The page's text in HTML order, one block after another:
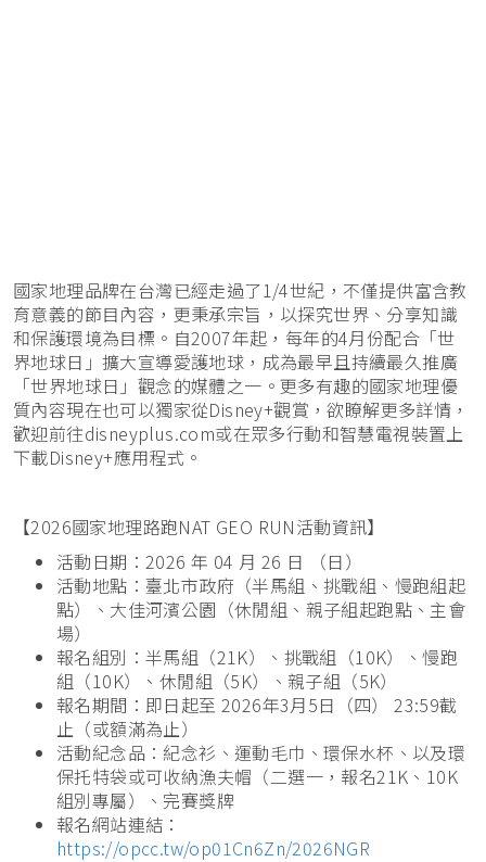
國家地理品牌在台灣已經走過了1/4世紀，不僅提供富含教
育意義的節目內容，更秉承宗旨，以探究世界、分享知識
和保護環境為目標。自2007年起，每年的4月份配合「世
界地球日」擴大宣導愛護地球，成為最早且持續最久推廣
「世界地球日」觀念的媒體之一。更多有趣的國家地理優
質內容現在也可以獨家從Disney+觀賞，欲瞭解更多詳情，
歡迎前往disneyplus.com或在眾多行動和智慧電視裝置上
下載Disney+應用程式。
【2026國家地理路跑NAT GEO RUN活動資訊】
活動日期：2026 年 04 月 26 日 （日）
活動地點：臺北市政府（半馬組、挑戰組、慢跑組起
點）、大佳河濱公園（休閒組、親子組起跑點、主會
場）
報名組別：半馬組（21K）、挑戰組（10K）、慢跑
組（10K）、休閒組（5K）、親子組（5K）
報名期間：即日起至 2026年3月5日（四） 23:59截
止（或額滿為止）
活動紀念品：紀念衫、運動毛巾、環保水杯、以及環
保托特袋或可收納漁夫帽（二選一，報名21K、10K
組別專屬）、完賽獎牌
報名網站連結：
https://opcc.tw/op01Cn6Zn/2026NGR